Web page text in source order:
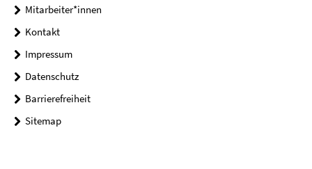
Mitarbeiter*innen
Kontakt
Impressum
Datenschutz
Barrierefreiheit
Sitemap